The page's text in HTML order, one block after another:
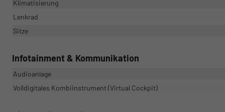
Klimatisierung
Lenkrad
Sitze
Infotainment & Kommunikation
Audioanlage
Volldigitales Kombiinstrument (Virtual Cockpit)